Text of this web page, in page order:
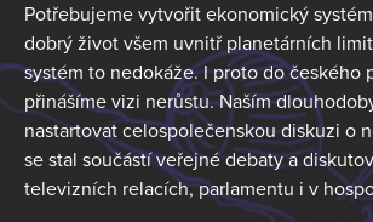
Potřebujeme vytvořit ekonomický
dobrý život všem uvnitř planetárních
systém to nedokáže. I proto do českého
přinášíme vizi nerůstu. Naším
nastartovat celospolečenskou diskuzi o
se stal součástí veřejné debaty a
televizních relacích, parlamentu i v